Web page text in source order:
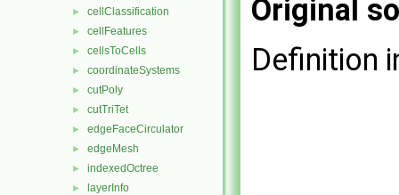
► cellClassification
► cellFeatures
► cellsToCells
► coordinateSystems
► cutPoly
► cutTriTet
► edgeFaceCirculator
► edgeMesh
► indexedOctree
► layerInfo
Original
Definition